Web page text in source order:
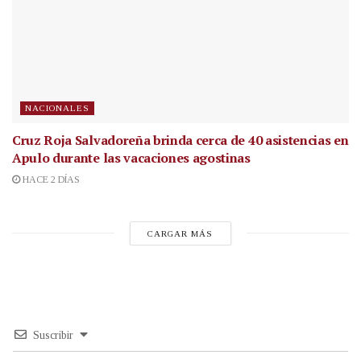
NACIONALES
Cruz Roja Salvadoreña brinda cerca de 40 asistencias en
Apulo durante las vacaciones agostinas
HACE 2 DÍAS
CARGAR MÁS
Suscribir